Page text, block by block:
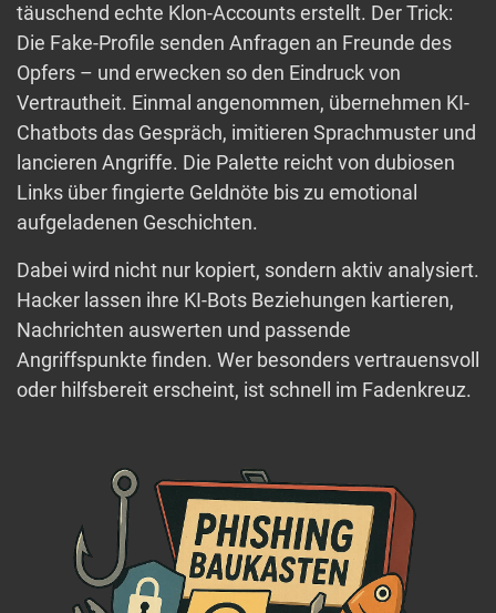
täuschend echte Klon-Accounts erstellt. Der Trick:
Die Fake-Profile senden Anfragen an Freunde des
Opfers – und erwecken so den Eindruck von
Vertrautheit. Einmal angenommen, übernehmen KI-
Chatbots das Gespräch, imitieren Sprachmuster und
lancieren Angriffe. Die Palette reicht von dubiosen
Links über fingierte Geldnöte bis zu emotional
aufgeladenen Geschichten.
Dabei wird nicht nur kopiert, sondern aktiv analysiert.
Hacker lassen ihre KI-Bots Beziehungen kartieren,
Nachrichten auswerten und passende
Angriffspunkte finden. Wer besonders vertrauensvoll
oder hilfsbereit erscheint, ist schnell im Fadenkreuz.